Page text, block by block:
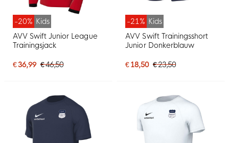
-20% Kids
AVV Swift Junior League
Trainingsjack
€ 36,99 € 46,50
-21% Kids
AVV Swift Trainingsshort
Junior Donkerblauw
€ 18,50 € 23,50